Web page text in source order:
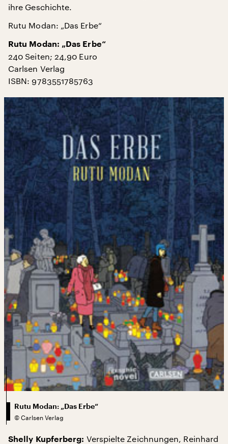
ihre Geschichte.
Rutu Modan: „Das Erbe“
Rutu Modan: „Das Erbe“
240 Seiten; 24,90 Euro
Carlsen Verlag
ISBN: 9783551785763
Rutu Modan: „Das Erbe“
© Carlsen Verlag
Shelly Kupferberg: Verspielte Zeichnungen, Reinhard